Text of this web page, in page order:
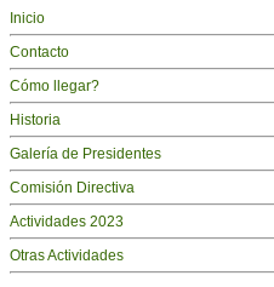
Inicio
Contacto
Cómo llegar?
Historia
Galería de Presidentes
Comisión Directiva
Actividades 2023
Otras Actividades